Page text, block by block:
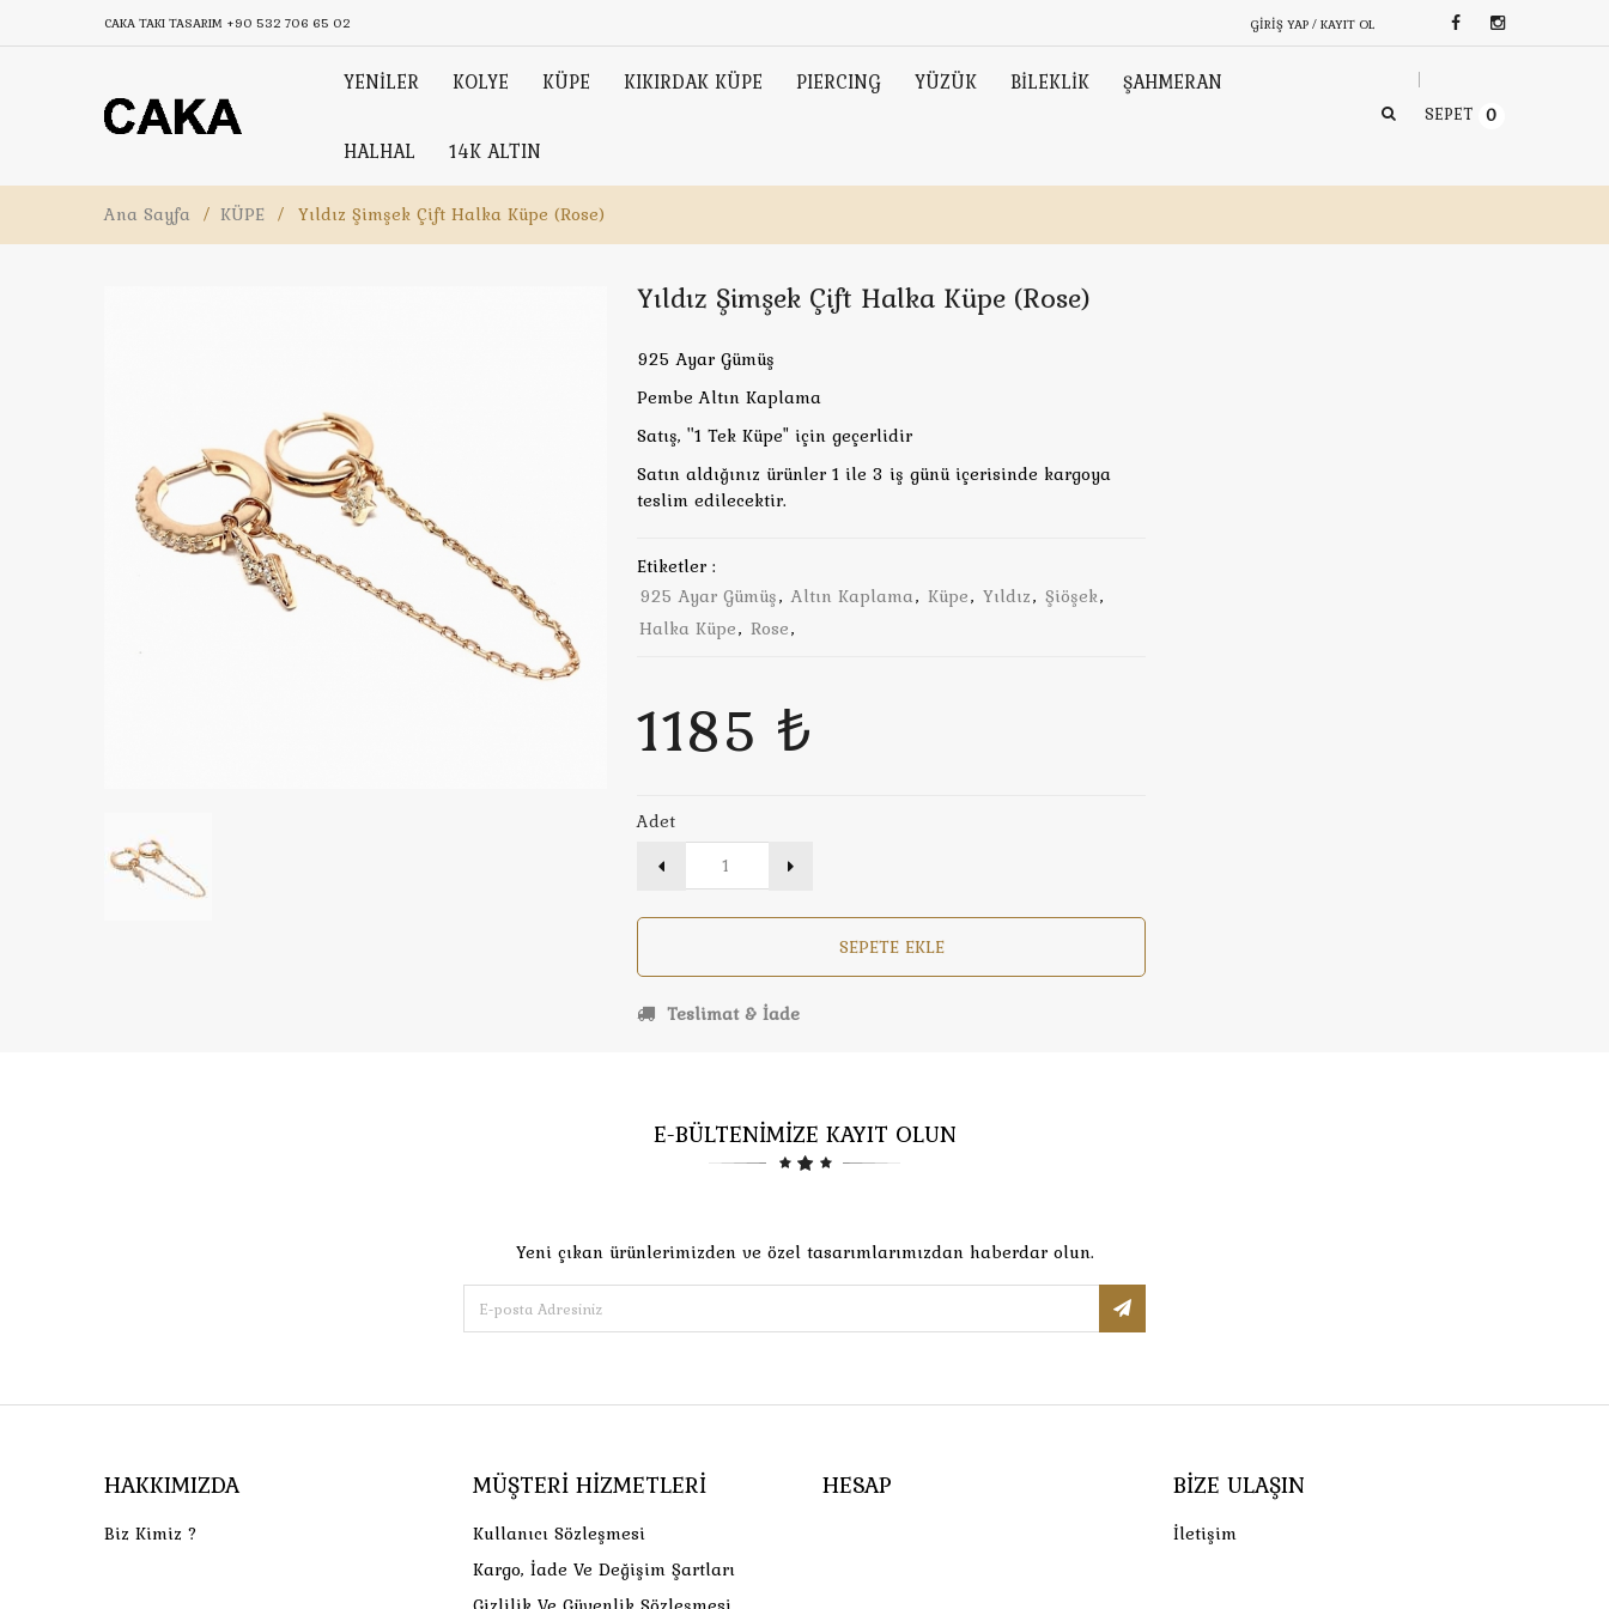
CAKA TAKI TASARIM +90 532 706 65 02 GIRIŞ YAP / KAYIT OL
YENİLER KOLYE KÜPE KIKIRDAK KÜPE PIERCING YÜZÜK BİLEKLİK ŞAHMERAN
HALHAL 14K ALTIN
SEPET 0
Ana Sayfa / KÜPE / Yıldız Şimşek Çift Halka Küpe (Rose)
Yıldız Şimşek Çift Halka Küpe (Rose)
925 Ayar Gümüş
Pembe Altın Kaplama
Satış, ''1 Tek Küpe" için geçerlidir
Satın aldığınız ürünler 1 ile 3 iş günü içerisinde kargoya
teslim edilecektir.
Etiketler :
925 Ayar Gümüş, Altın Kaplama, Küpe, Yıldız, Şiöşek,
Halka Küpe, Rose,
1185 ₺
Adet
SEPETE EKLE
Teslimat & İade
E-BÜLTENİMİZE KAYIT OLUN
Yeni çıkan ürünlerimizden ve özel tasarımlarımızdan haberdar olun.
HAKKIMIZDA
Biz Kimiz ?
MÜŞTERI HIZMETLERI
Kullanıcı Sözleşmesi
Kargo, İade Ve Değişim Şartları
HESAP BIZE ULAŞIN
İletişim